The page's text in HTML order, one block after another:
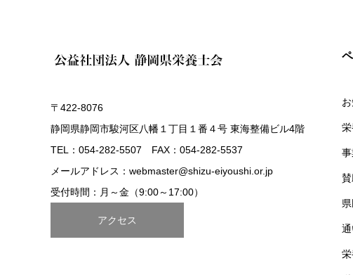
〒422-8076
静岡県静岡市駿河区八幡１丁目１番４号 東海整備ビル4階
TEL：054-282-5507 FAX：054-282-5537
メールアドレス：webmaster@shizu-eiyoushi.or.jp
受付時間：月～金（9:00～17:00）
アクセス